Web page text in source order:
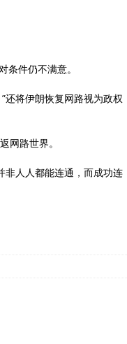
件仍不满意。
还将伊朗恢复网路视为政权
网路世界。
非人人都能连通，而成功连